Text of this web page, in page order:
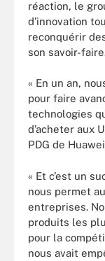
réaction, le
d’innovation
reconquérir
son savoir-
« En un an,
pour faire
technologies
d’acheter aux
PDG de
« Et c’est un
nous permet
entreprises.
produits les
pour la
nous avait